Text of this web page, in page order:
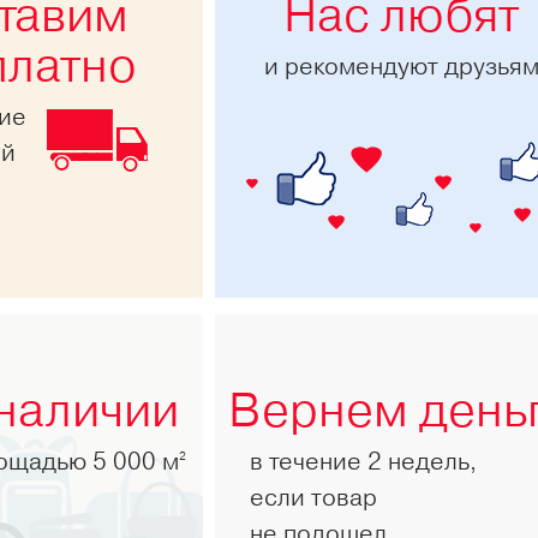
Нас любят
и рекомендуют друзьям
5 000 м2
Вернем
в течение 2 недель,
если товар